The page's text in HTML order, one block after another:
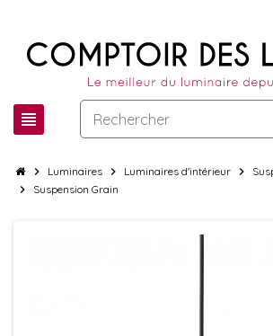
view_headline
chevron_right Luminaires chevron_right Luminaires d'intérieur chevron_right
chevron_right Suspension Grain